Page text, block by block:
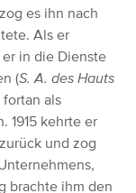
es ihn nach
Als er
in die Dienste
(S. A. des Hauts
als
1915 kehrte er
und zog
brachte ihm den